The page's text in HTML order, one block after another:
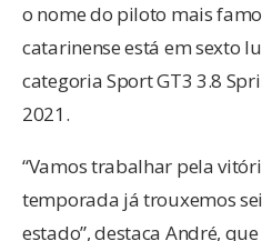
o nome do piloto mais
catarinense está em sexto
categoria Sport GT3 3.8
2021.
“Vamos trabalhar pela
temporada já trouxemos
estado”, destaca André,